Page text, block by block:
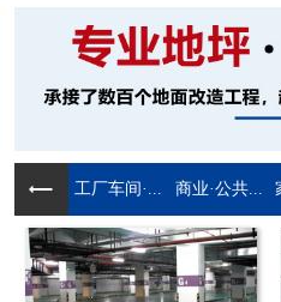
工厂车间·... 商业·公共...